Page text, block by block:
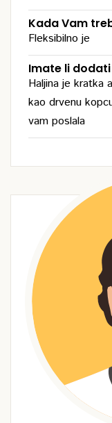
Kada Vam
Fleksibilno je
Imate li
Haljina je kratka
kao drvenu
vam poslala